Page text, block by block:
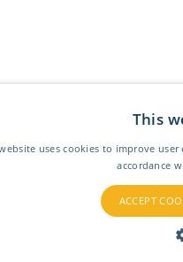
This
uses cookies to improve
accordance
ACCEPT